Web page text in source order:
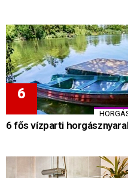
6 fős vízparti